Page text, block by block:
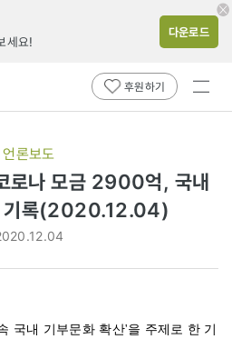
세요!
다운로드
후원하기
전체
언론보도
로나 모금 2900억, 국내
기록(2020.12.04)
국내 기부문화 확산'을 주제로 한 기